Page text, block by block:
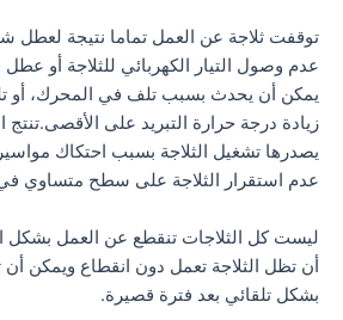
توقفت ثلاجة عن العمل تماما نتيجة لعطل
عدم وصول التيار الكهربائي للثلاجة أو عطل
يمكن أن يحدث بسبب تلف في المحرك، أو
زيادة درجة حرارة التبريد على الأقصى.تنتج
يصدرها تشغيل الثلاجة بسبب احتكاك
عدم استقرار الثلاجة على سطح متساوي
ليست كل الثلاجات تنقطع عن العمل بشكل
أن تظل الثلاجة تعمل دون انقطاع ويمكن أن
بشكل تلقائي بعد فترة قصيرة.